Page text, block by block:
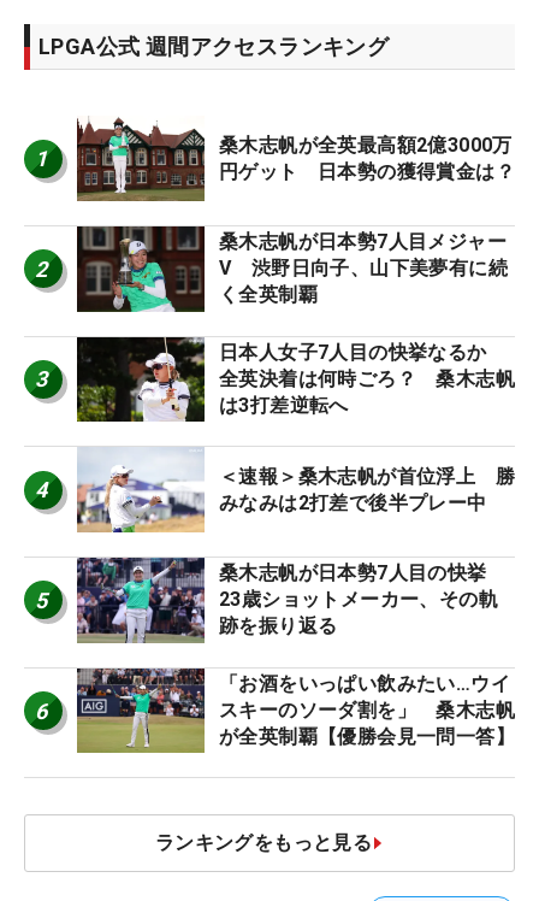
LPGA公式 週間アクセスランキング
1
桑木志帆が全英最高額2億3000万
円ゲット 日本勢の獲得賞金は？
2
桑木志帆が日本勢7人目メジャー
V 渋野日向子、山下美夢有に続
く全英制覇
3
日本人女子7人目の快挙なるか
全英決着は何時ごろ？ 桑木志帆
は3打差逆転へ
4
＜速報＞桑木志帆が首位浮上 勝
みなみは2打差で後半プレー中
5
桑木志帆が日本勢7人目の快挙
23歳ショットメーカー、その軌
跡を振り返る
6
「お酒をいっぱい飲みたい…ウイ
スキーのソーダ割を」 桑木志帆
が全英制覇【優勝会見一問一答】
ランキングをもっと見る